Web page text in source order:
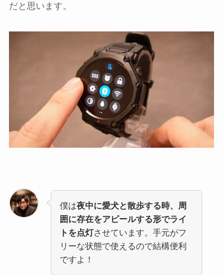
だと思います。
僕は夜中に愛犬と散歩する時、周
囲に存在をアピールする形でライ
トを点灯させています。手元がフ
リーな状態で使えるので結構便利
ですよ！